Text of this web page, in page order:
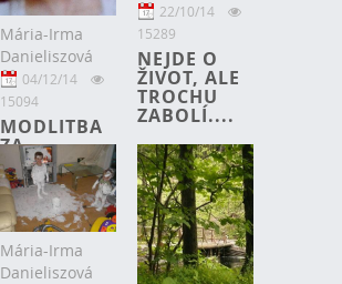
Mária-Irma
Danieliszová
04/12/14
15094
MODLITBA
ZA
ĽUDMILKU
22/10/14
15289
NEJDE O
ŽIVOT, ALE
TROCHU
ZABOLÍ....
Mária-Irma
Danieliszová